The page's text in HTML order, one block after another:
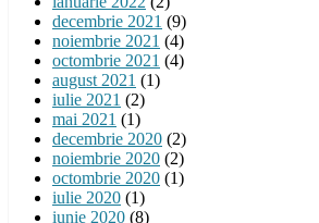
decembrie 2021 (9)
noiembrie 2021 (4)
octombrie 2021 (4)
august 2021 (1)
iulie 2021 (2)
mai 2021 (1)
decembrie 2020 (2)
noiembrie 2020 (2)
octombrie 2020 (1)
iulie 2020 (1)
iunie 2020 (8)